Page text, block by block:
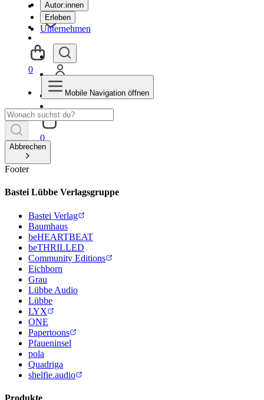
Autor:innen
Erleben
Unternehmen
0
0
Mobile Navigation öffnen
Abbrechen
Footer
Bastei Lübbe Verlagsgruppe
Bastei Verlag
Baumhaus
beHEARTBEAT
beTHRILLED
Community Editions
Eichborn
Grau
Lübbe Audio
Lübbe
LYX
ONE
Papertoons
Pfaueninsel
pola
Quadriga
shelfie.audio
Produkte